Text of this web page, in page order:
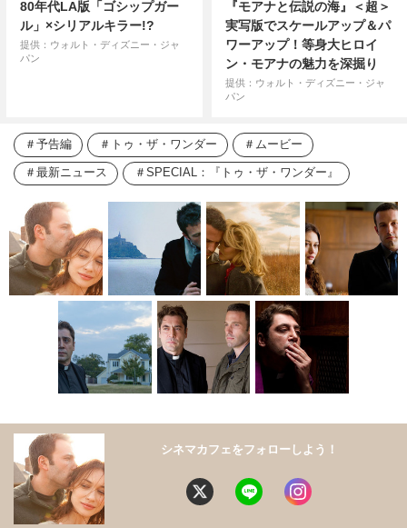
80年代LA版「ゴシップガー
ル」×シリアルキラー!?
提供：ウォルト・ディズニー・ジャ
パン
『モアナと伝説の海』＜超＞
実写版でスケールアップ＆パ
ワーアップ！等身大ヒロイ
ン・モアナの魅力を深掘り
提供：ウォルト・ディズニー・ジャ
パン
予告編 トゥ・ザ・ワンダー ムービー
最新ニュース SPECIAL：『トゥ・ザ・ワンダー』
シネマカフェをフォローしよう！